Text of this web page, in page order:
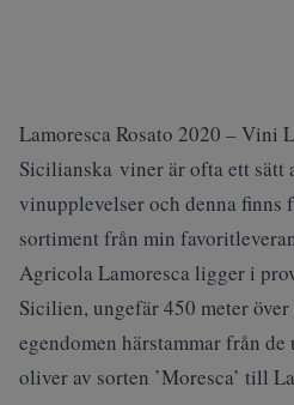
Lamoresca Rosato 2020 – Vini
Sicilianska viner är ofta ett sätt
vinupplevelser och denna finns
sortiment från min
Agricola Lamoresca ligger i
Sicilien, ungefär 450 meter över
egendomen härstammar från
oliver av sorten ’Moresca’ till